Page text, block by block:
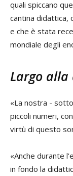
quali spiccano
cantina didattica,
e che è stata
mondiale degli
Largo
«La nostra -
piccoli numeri,
virtù di questo
«Anche durante
in fondo la